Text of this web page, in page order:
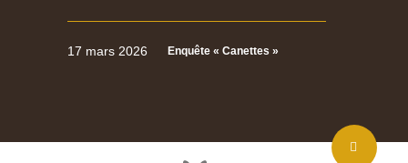
17 mars 2026 Enquête « Canettes »